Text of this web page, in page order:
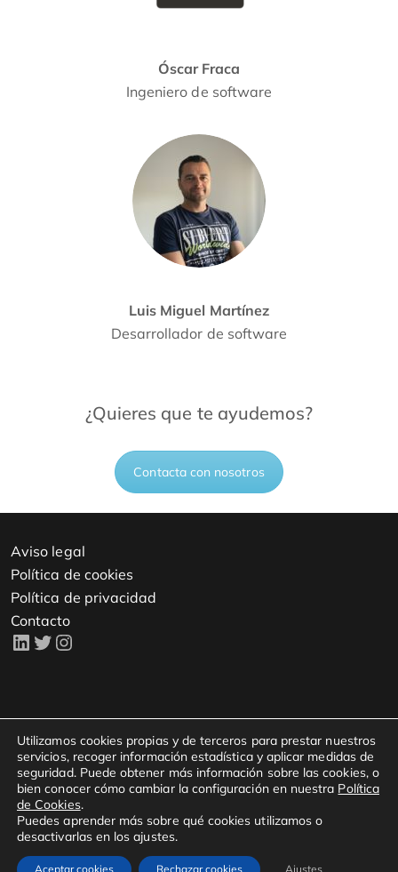
Óscar Fraca
Ingeniero de software
Luis Miguel Martínez
Desarrollador de software
¿Quieres que te ayudemos?
Contacta con nosotros
Aviso legal
Política de cookies
Política de privacidad
Contacto
Copyright © 2023 - Todos los derechos reservados.
Kampal Data Solutions S.L.
Avenida María Zambrano 31
Utilizamos cookies propias y de terceros para prestar nuestros
servicios, recoger información estadística y aplicar medidas de
seguridad. Puede obtener más información sobre las cookies, o
bien conocer cómo cambiar la configuración en nuestra Política
de Cookies.
Puedes aprender más sobre qué cookies utilizamos o
desactivarlas en los ajustes.
Aceptar cookies Rechazar cookies Ajustes